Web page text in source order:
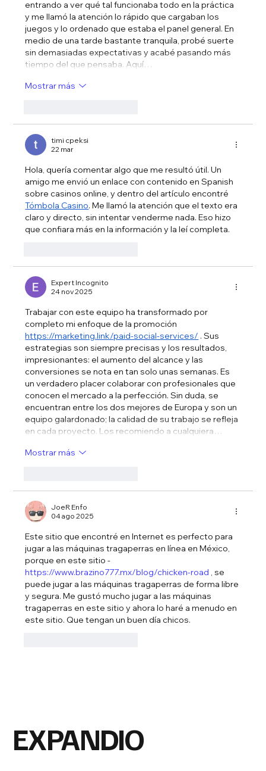
entrando a ver qué tal funcionaba todo en la práctica
y me llamó la atención lo rápido que cargaban los
juegos y lo ordenado que estaba el panel general. En
medio de una tarde bastante tranquila, probé suerte
sin demasiadas expectativas y acabé pasando más
tiempo del que pensaba. Aquí…
Mostrar más
timi cpeksi
22 mar
Hola, quería comentar algo que me resultó útil. Un
amigo me envió un enlace con contenido en Spanish
sobre casinos online, y dentro del artículo encontré
Tómbola Casino. Me llamó la atención que el texto era
claro y directo, sin intentar venderme nada. Eso hizo
que confiara más en la información y la leí completa.
Expert Incognito
24 nov 2025
Trabajar con este equipo ha transformado por
completo mi enfoque de la promoción
https://marketing.link/paid-social-services/ . Sus
estrategias son siempre precisas y los resultados,
impresionantes: el aumento del alcance y las
conversiones se nota en tan solo unas semanas. Es
un verdadero placer colaborar con profesionales que
conocen el mercado a la perfección. Sin duda, se
encuentran entre los dos mejores de Europa y son un
equipo galardonado; la calidad de su trabajo se refleja
en cada proyecto. Los recomiendo a cualquiera…
Mostrar más
JoeR Enfo
04 ago 2025
Este sitio que encontré en Internet es perfecto para
jugar a las máquinas tragaperras en línea en México,
porque en este sitio -
https://www.brazino777.mx/blog/chicken-road , se
puede jugar a las máquinas tragaperras de forma libre
y segura. Me gustó mucho jugar a las máquinas
tragaperras en este sitio y ahora lo haré a menudo en
este sitio. Que tengan un buen día chicos.
EXPANDIO